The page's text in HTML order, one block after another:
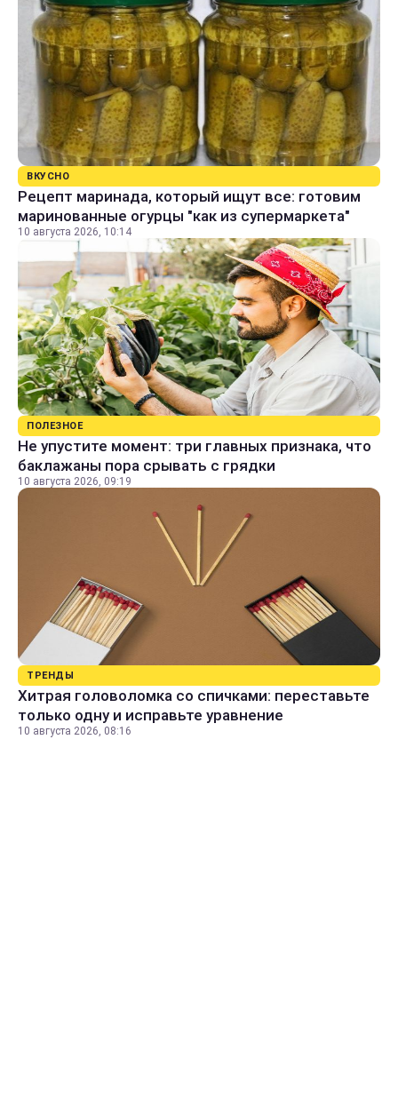
ВКУСНО
Рецепт маринада, который ищут все: готовим
маринованные огурцы "как из супермаркета"
10 августа 2026, 10:14
ПОЛЕЗНОЕ
Не упустите момент: три главных признака, что
баклажаны пора срывать с грядки
10 августа 2026, 09:19
ТРЕНДЫ
Хитрая головоломка со спичками: переставьте
только одну и исправьте уравнение
10 августа 2026, 08:16